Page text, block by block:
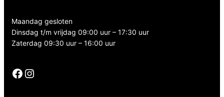
Maandag gesloten
Dinsdag t/m vrijdag 09:00 uur – 17:30 uur
Zaterdag 09:30 uur – 16:00 uur
Facebook Instagram